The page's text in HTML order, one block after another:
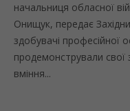
начальниця обласної
Онищук, передає
здобувачі професійної
продемонстрували свої
вміння...